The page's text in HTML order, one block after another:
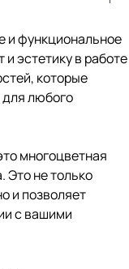
и функциональное
эстетику в работе
которые
любого
многоцветная
Это не только
и позволяет
с вашими